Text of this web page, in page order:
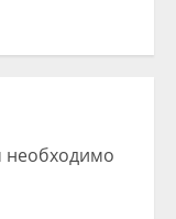
необходимо